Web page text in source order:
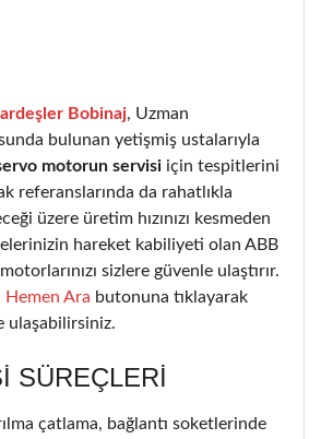
Bobinaj, Uzman
bulunan yetişmiş ustalarıyla
motorun servisi için tespitlerini
referanslarında da rahatlıkla
üzere üretim hızınızı kesmeden
hareket kabiliyeti olan ABB
sizlere güvenle ulaştırır.
Hemen Ara butonuna tıklayarak
ulaşabilirsiniz.
SÜREÇLERI
çatlama, bağlantı soketlerinde